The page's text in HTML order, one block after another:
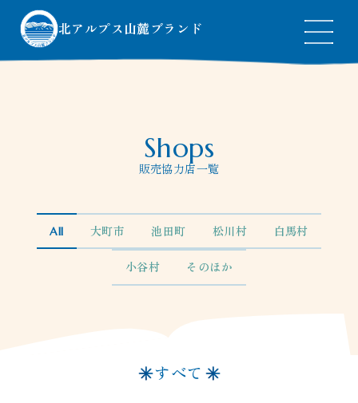
北アルプス山麓ブランド
ブランドについて
Shops販売協力店一覧
Shops
販売協力店一覧
All 大町市 池田町 松川村 白馬村
小谷村 そのほか
すべて